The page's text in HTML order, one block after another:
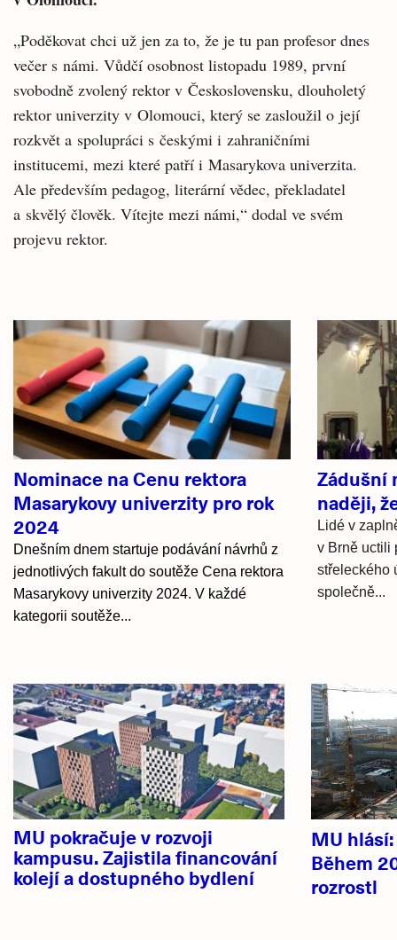
„Poděkovat chci už jen za to, že je tu pan profesor dnes
večer s námi. Vůdčí osobnost listopadu 1989, první
svobodně zvolený rektor v Československu, dlouholetý
rektor univerzity v Olomouci, který se zasloužil o její
rozkvět a spolupráci s českými i zahraničními
institucemi, mezi které patří i Masarykova univerzita.
Ale především pedagog, literární vědec, překladatel
a skvělý člověk. Vítejte mezi námi,“ dodal ve svém
projevu rektor.
Související
články
Nominace na Cenu rektora
Masarykovy univerzity pro rok
2024
Dnešním dnem startuje podávání návrhů z
jednotlivých fakult do soutěže Cena rektora
Masarykovy univerzity 2024. V každé
kategorii soutěže...
Zádušní
naději,
Lidé v
v Brně uctili
střeleckého
společně...
Hlavní
novinky
MU pokračuje v rozvoji
kampusu. Zajistila financování
kolejí a dostupného bydlení
MU
Během
rozrostl